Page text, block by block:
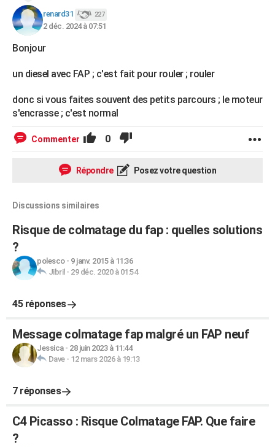
Dictionnaire
Biographies
Citations
Expressions
Proverbes
PROGRAMME TV
COPAINS D'AVANT
S'inscrire
Se connecter
Lycées
Collèges
Primaires
Universités
Entreprises
Service militaire
Avis de recherche
Bricolage
Lifestyle
Culture
Sport
Auto
Television
Voyage
Cinema
renard31 227
2 déc. 2024 à 07:51
Bonjour
un diesel avec FAP ; c'est fait pour rouler ; rouler
donc si vous faites souvent des petits parcours ; le moteur
s'encrasse ; c'est normal
Commenter 0
Répondre Posez votre question
Discussions similaires
Risque de colmatage du fap : quelles solutions
?
polesco- 9 janv. 2015 à 11:36
Jibril - 29 déc. 2020 à 01:54
45 réponses
Message colmatage fap malgré un FAP neuf
Jessica- 28 juin 2023 à 11:44
Dave- 12 mars 2026 à 19:13
7 réponses
C4 Picasso : Risque Colmatage FAP. Que faire
?